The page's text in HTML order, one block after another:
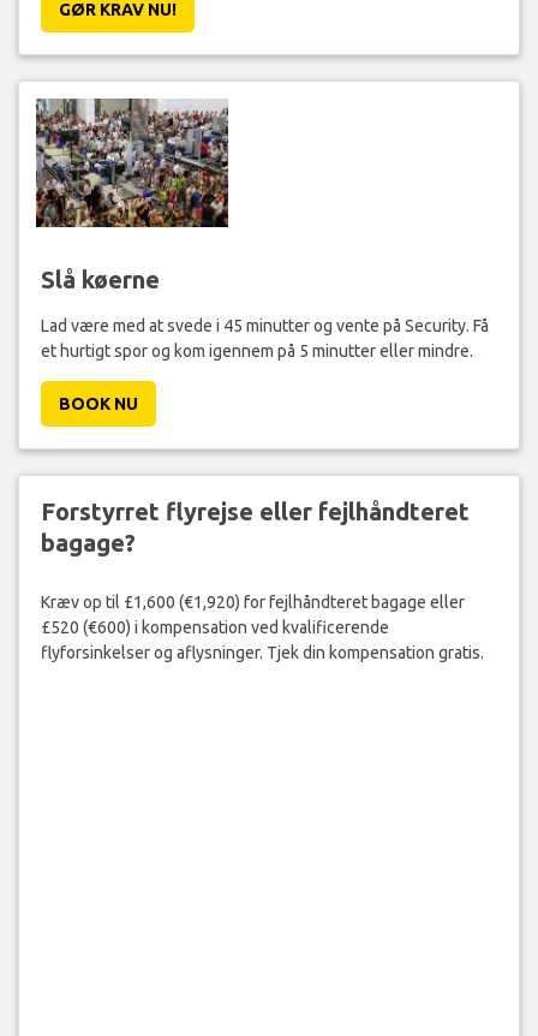
kompensation pr. person i dit selskab.
Slå køerne
BOOK NU
Forstyrret flyrejse eller fejlhåndteret
bagage?